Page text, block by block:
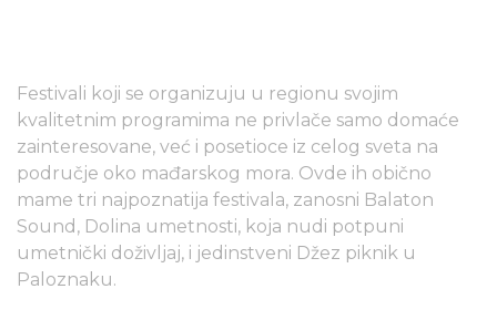
Festivali koji se organizuju u regionu svojim
kvalitetnim programima ne privlače samo domaće
zainteresovane, već i posetioce iz celog sveta na
područje oko mađarskog mora. Ovde ih obično
mame tri najpoznatija festivala, zanosni Balaton
Sound, Dolina umetnosti, koja nudi potpuni
umetnički doživljaj, i jedinstveni Džez piknik u
Paloznaku.